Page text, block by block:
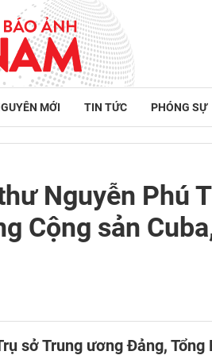
MỚI TIN TỨC PHÓNG SỰ
Nguyễn Phú
Cộng sản
sở Trung ương Đảng,